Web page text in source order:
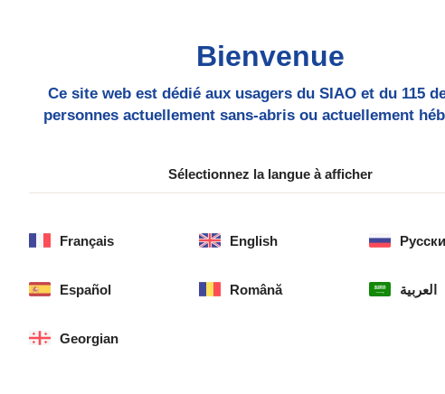
Me estoy informando Me oriento
Bienvenue
Ce site web est dédié aux usagers du SIAO et du 115
personnes actuellement sans-abris ou actuellement
Sélectionnez la langue à afficher
Français English
Español Română العربية
Georgian
Quand vous laissez un commentaire sur notre site,
formulaire de commentaire, ainsi que votre adresse IP